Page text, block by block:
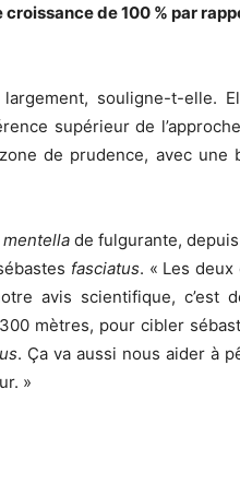
croissance de 100 % par
souligne-t-elle.
supérieur de
de prudence, avec une
mentellade fulgurante,
fasciatus. « Les
avis scientifique, c’est
mètres, pour cibler
. Ça va aussi nous aider à
»